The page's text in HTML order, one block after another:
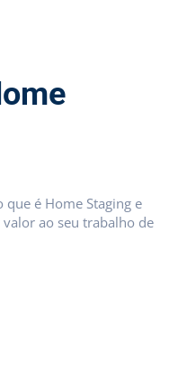
é Home Staging e
ao seu trabalho de